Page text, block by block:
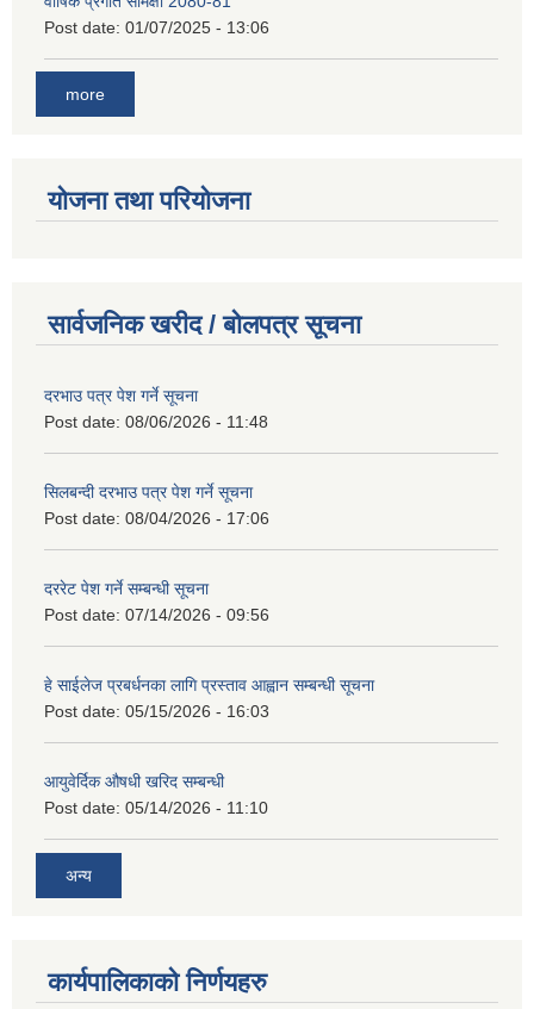
Post date: 01/07/2025 - 13:06
more
योजना तथा परियोजना
सार्वजनिक खरीद / बोलपत्र सूचना
दरभाउ पत्र पेश गर्ने सूचना
Post date: 08/06/2026 - 11:48
सिलबन्दी दरभाउ पत्र पेश गर्ने सूचना
Post date: 08/04/2026 - 17:06
दररेट पेश गर्ने सम्बन्धी सूचना
Post date: 07/14/2026 - 09:56
हे साईलेज प्रबर्धनका लागि प्रस्ताव आह्वान सम्बन्धी सूचना
Post date: 05/15/2026 - 16:03
आयुवेर्दिक औषधी खरिद सम्बन्धी
Post date: 05/14/2026 - 11:10
अन्य
कार्यपालिकाको निर्णयहरु